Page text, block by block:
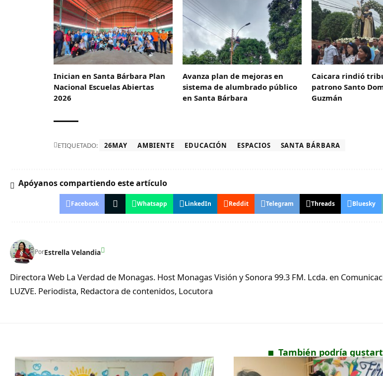
Inician en Santa Bárbara Plan
Nacional Escuelas Abiertas
2026
Avanza plan de mejoras en
sistema de alumbrado público
en Santa Bárbara
Caicara rindió
patrono Santo
Guzmán
ETIQUETADO: 26MAY AMBIENTE EDUCACIÓN ESPACIOS SANTA BÁRBARA
Apóyanos compartiendo este artículo
Facebook Whatsapp LinkedIn Reddit Telegram Threads Bluesky
PorEstrella Velandia
Directora Web La Verdad de Monagas. Host Monagas Visión y Sonora 99.3 FM. Lcda. en
LUZVE. Periodista, Redactora de contenidos, Locutora
También podría